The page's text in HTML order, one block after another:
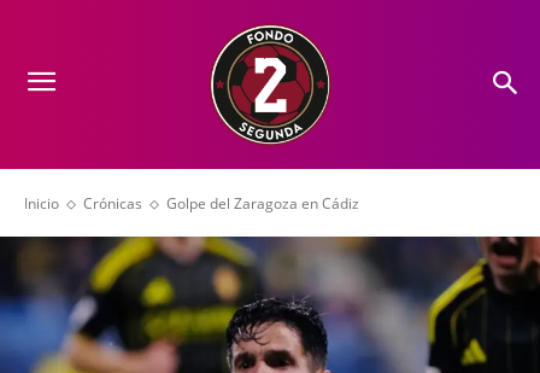
Inicio Crónicas Golpe del Zaragoza en Cádiz